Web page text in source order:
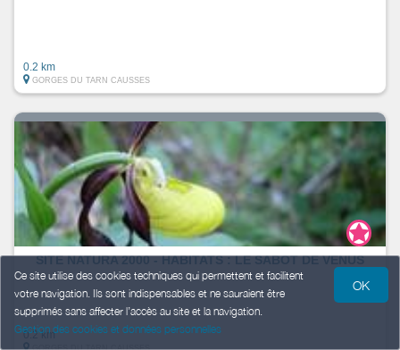
Ce site utilise des cookies techniques qui permettent et facilitent
votre navigation. Ils sont indispensables et ne sauraient être
supprimés sans affecter l’accès au site et la navigation.
Gestion des cookies et données personnelles
OK
0.2 km
GORGES DU TARN CAUSSES
SITE NATURA 2000 - HABITATS : LE SABOT DE VENUS
0.2 km
GORGES DU TARN CAUSSES